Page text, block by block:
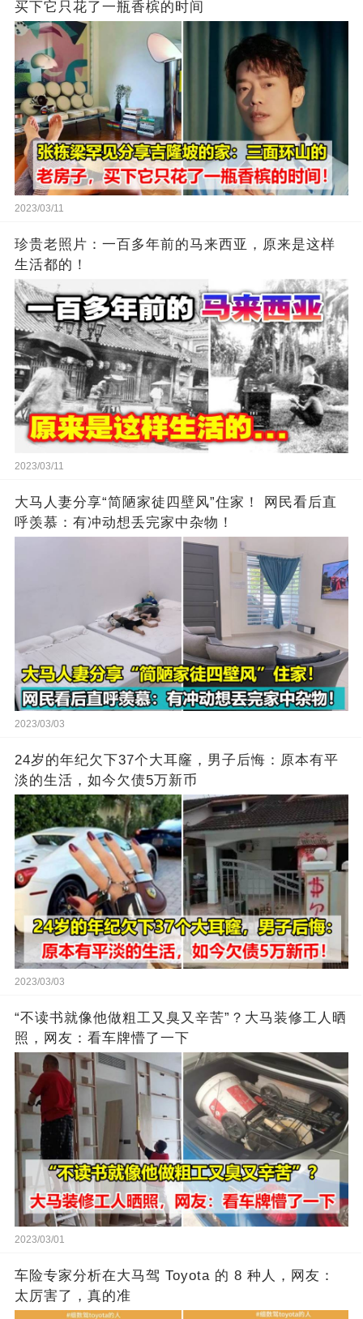
买下它只花了一瓶香槟的时间
2023/03/11
珍贵老照片：一百多年前的马来西亚，原来是这样
生活都的！
2023/03/11
大马人妻分享“简陋家徒四壁风”住家！ 网民看后直
呼羡慕：有冲动想丢完家中杂物！
2023/03/03
24岁的年纪欠下37个大耳窿，男子后悔：原本有平
淡的生活，如今欠债5万新币
2023/03/03
“不读书就像他做粗工又臭又辛苦”？大马装修工人晒
照，网友：看车牌懵了一下
2023/03/01
车险专家分析在大马驾 Toyota 的 8 种人，网友：
太厉害了，真的准